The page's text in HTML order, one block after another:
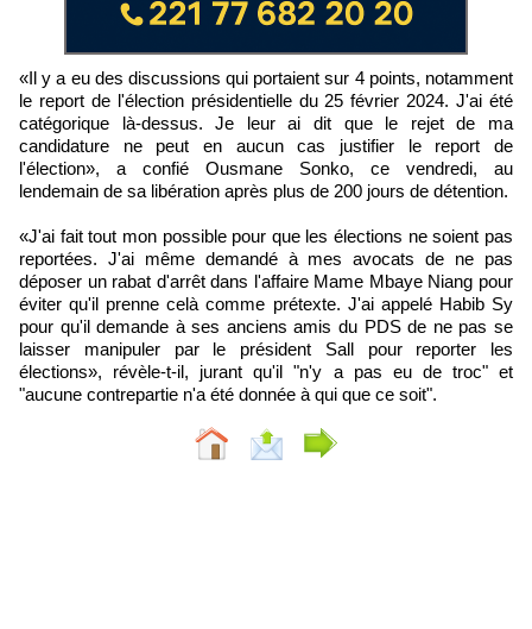
«Il y a eu des discussions qui portaient sur 4 points, notamment
le report de l'élection présidentielle du 25 février 2024. J'ai été
catégorique là-dessus. Je leur ai dit que le rejet de ma
candidature ne peut en aucun cas justifier le report de
l'élection», a confié Ousmane Sonko, ce vendredi, au
lendemain de sa libération après plus de 200 jours de détention.
«J'ai fait tout mon possible pour que les élections ne soient pas
reportées. J'ai même demandé à mes avocats de ne pas
déposer un rabat d'arrêt dans l'affaire Mame Mbaye Niang pour
éviter qu'il prenne celà comme prétexte. J'ai appelé Habib Sy
pour qu'il demande à ses anciens amis du PDS de ne pas se
laisser manipuler par le président Sall pour reporter les
élections», révèle-t-il, jurant qu'il "n'y a pas eu de troc" et
"aucune contrepartie n'a été donnée à qui que ce soit".